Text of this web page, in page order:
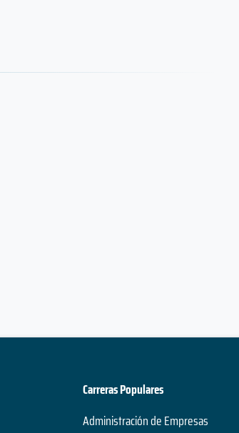
Carreras Populares
Administración de Empresas